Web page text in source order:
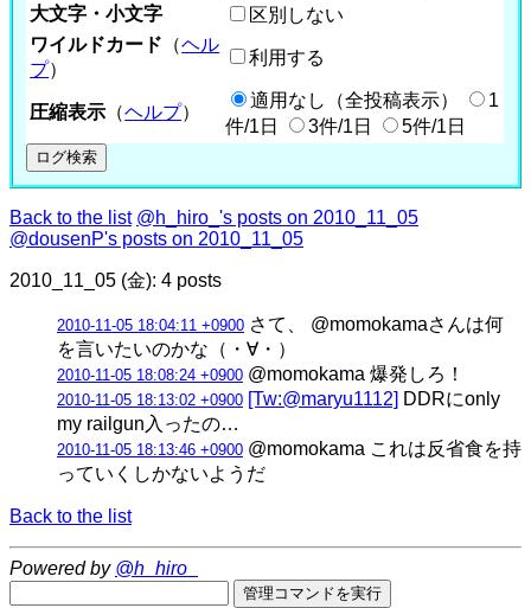
大文字・小文字
区別しない
ワイルドカード （ヘル
プ）
利用する
圧縮表示 （ヘルプ）
適用なし（全投稿表示）
1
件/1日
3件/1日 5件/1日
Back to the list @h_hiro_'s posts on 2010_11_05
@dousenP's posts on 2010_11_05
2010_11_05 (金): 4 posts
2010-11-05 18:04:11 +0900 さて、 @momokamaさんは何
を言いたいのかな（・∀・）
2010-11-05 18:08:24 +0900 @momokama 爆発しろ！
2010-11-05 18:13:02 +0900 [Tw:@maryu1112] DDRにonly
my railgun入ったの…
2010-11-05 18:13:46 +0900 @momokama これは反省食を持
っていくしかないようだ
Back to the list
Powered by @h_hiro_